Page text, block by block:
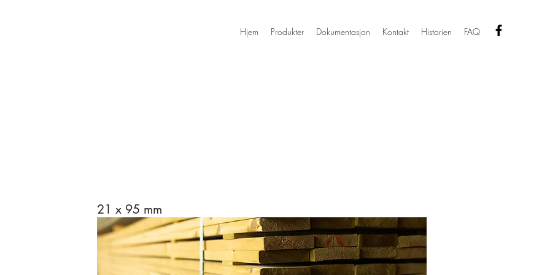
Hjem Produkter Dokumentasjon Kontakt Historien FAQ
21 x 95 mm